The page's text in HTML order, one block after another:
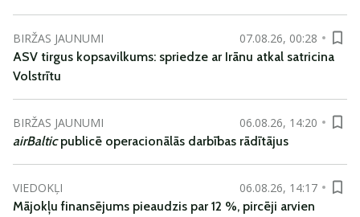
BIRŽAS JAUNUMI
07.08.26, 00:28
ASV tirgus kopsavilkums: spriedze ar Irānu atkal satricina
Volstrītu
BIRŽAS JAUNUMI
06.08.26, 14:20
airBalticpublicē operacionālās darbības rādītājus
VIEDOKĻI
06.08.26, 14:17
Mājokļu finansējums pieaudzis par 12 %, pircēji arvien